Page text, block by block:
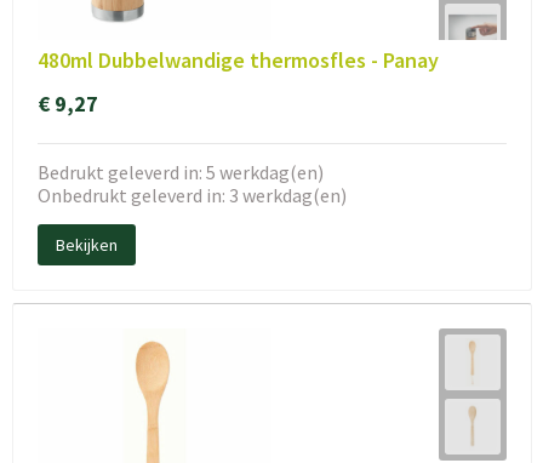
480ml Dubbelwandige thermosfles - Panay
€ 9,27
Bedrukt geleverd in: 5 werkdag(en)
Onbedrukt geleverd in: 3 werkdag(en)
Bekijken